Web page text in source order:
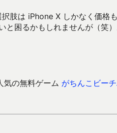
肢は iPhone X しかなく価格
と困るかもしれませんが（笑）
気の無料ゲーム がちんこビー